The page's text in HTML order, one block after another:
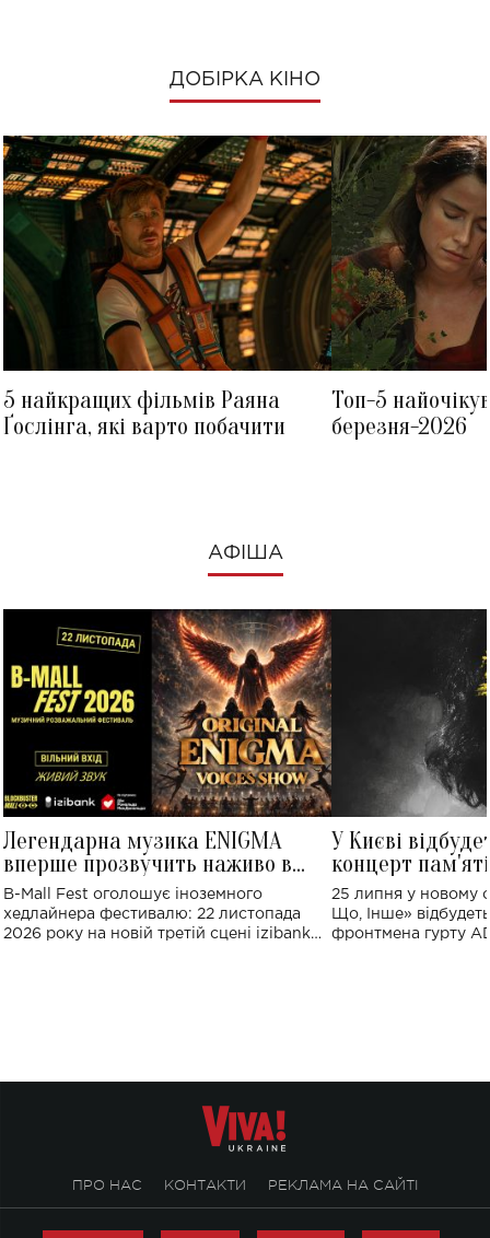
ДОБІРКА КІНО
5 найкращих фільмів Раяна
Ґослінга, які варто побачити
Топ-5
березня-2026
АФІША
Легендарна музика ENIGMA
вперше прозвучить наживо в
Україні: де відбудеться концерт
B-Mall Fest оголошує іноземного
хедлайнера фестивалю: 22 листопада
2026 року на новій третій сцені izibank
У Києві
концерт
Клименка:
виконають
25 липня у новому
Що, Інше»
фронтмена гурту
ПРО НАС КОНТАКТИ РЕКЛАМА НА САЙТІ